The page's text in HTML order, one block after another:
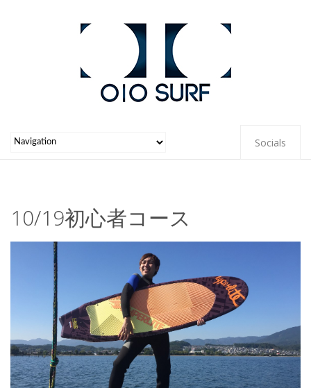
Socials
10/19初心者コース